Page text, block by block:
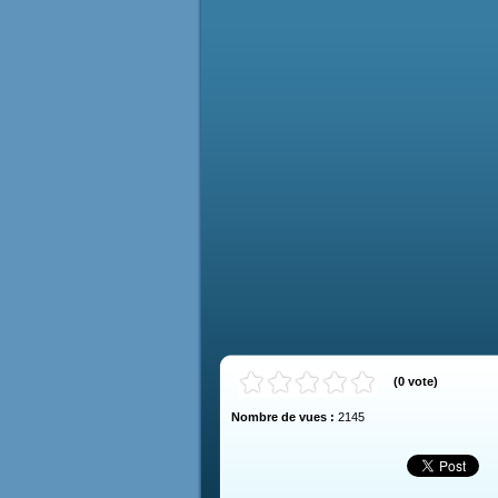
(0 vote)
Nombre de vues : 2145